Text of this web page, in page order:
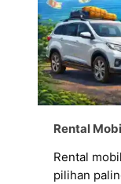
Rental
Rental
pilihan